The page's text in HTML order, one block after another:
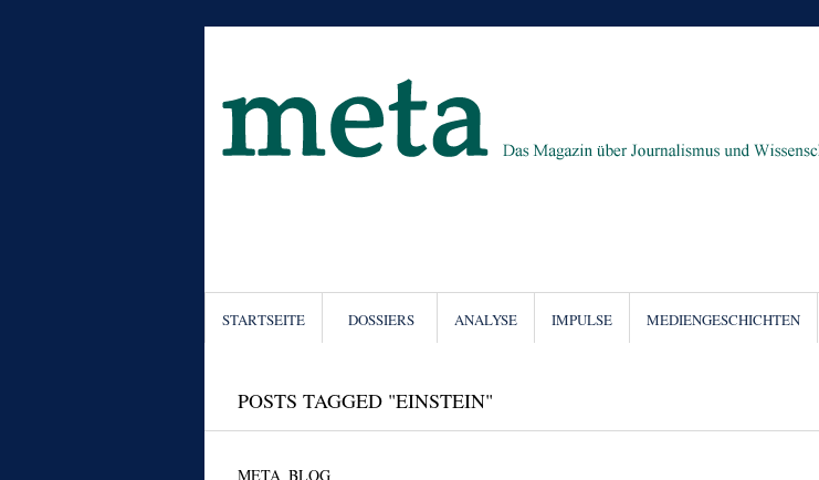
STARTSEITE DOSSIERS ANALYSE IMPULSE MEDIENGESCHICHTEN
POSTS TAGGED "EINSTEIN"
META_BLOG